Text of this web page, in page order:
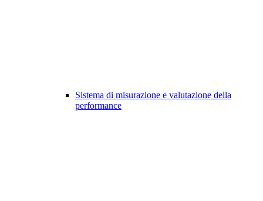
Sistema di misurazione e valutazione della
performance